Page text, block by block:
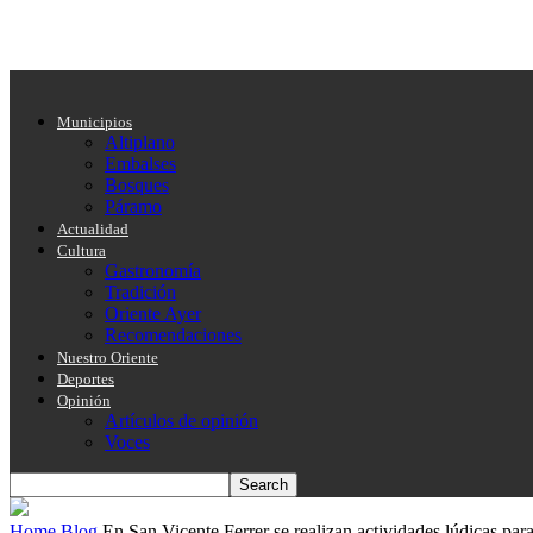
Municipios
Altiplano
Embalses
Bosques
Páramo
Actualidad
Cultura
Gastronomía
Tradición
Oriente Ayer
Recomendaciones
Nuestro Oriente
Deportes
Opinión
Artículos de opinión
Voces